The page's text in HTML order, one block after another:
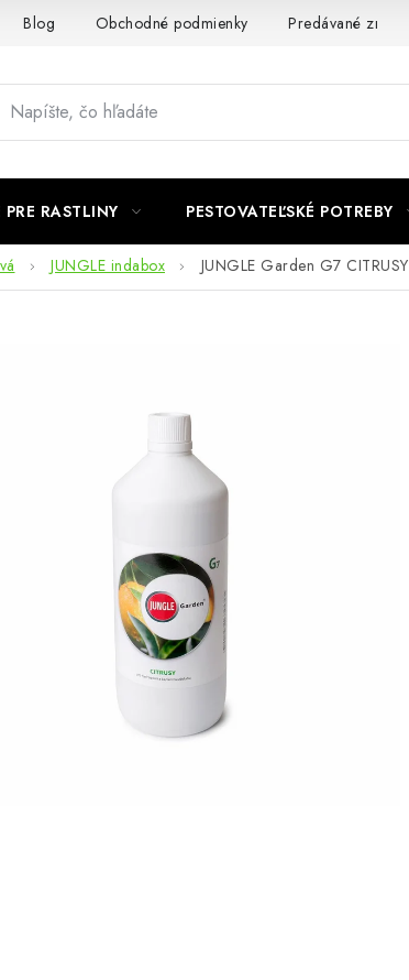
Blog Obchodné podmienky Predávané značky
RASTLINY PESTOVATEĽSKÉ POTREBY
JUNGLE indabox JUNGLE Garden G7 CITRUSY